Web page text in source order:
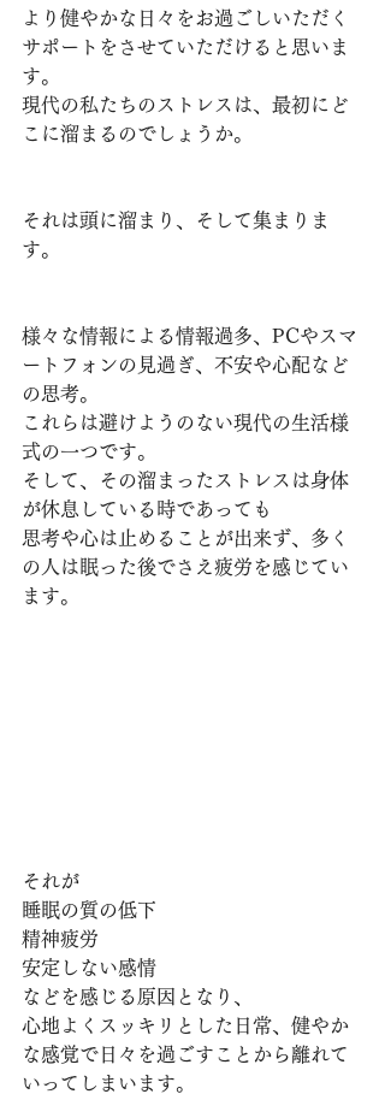
より健やかな日々をお過ごしいただく
サポートをさせていただけると思いま
す。
現代の私たちのストレスは、最初にど
こに溜まるのでしょうか。
それは頭に溜まり、そして集まりま
す。
様々な情報による情報過多、PCやスマ
ートフォンの見過ぎ、不安や心配など
の思考。
これらは避けようのない現代の生活様
式の一つです。
そして、その溜まったストレスは身体
が休息している時であっても
思考や心は止めることが出来ず、多く
の人は眠った後でさえ疲労を感じてい
ます。
それが
睡眠の質の低下
精神疲労
安定しない感情
などを感じる原因となり、
心地よくスッキリとした日常、健やか
な感覚で日々を過ごすことから離れて
いってしまいます。